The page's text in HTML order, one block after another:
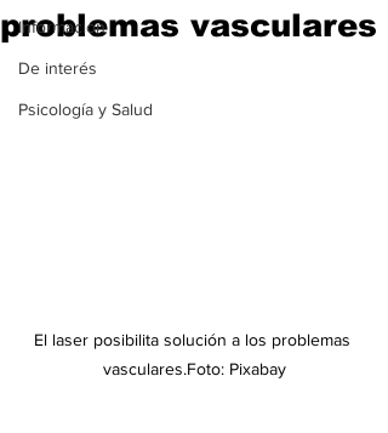
Información
De interés
Psicología y Salud
problemas vasculares
El laser posibilita solución a los problemas
vasculares.Foto: Pixabay